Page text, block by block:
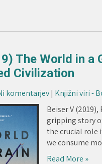
The World in a
Civilization
komentarjev| Knjižni viri -
Beiser V
gripping story
the crucial role
we consume
Read More »